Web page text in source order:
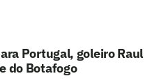
Portugal, goleiro Raul
do Botafogo